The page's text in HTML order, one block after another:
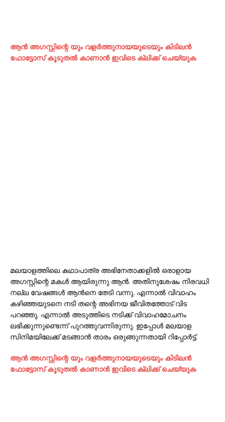
ആന്‍ അഗസ്റ്റിന്റെ യും വളര്‍ത്തുനായയുടെയും കിടിലന്‍
ഫോട്ടോസ് കൂടുതല്‍ കാണാന്‍ ഇവിടെ ക്ലിക്ക് ചെയ്യുക
മലയാളത്തിലെ കഥാപാത്ര അഭിനേതാക്കളിൽ ഒരാളായ
അഗസ്റ്റിന്റെ മകള്‍ ആയിരുന്നു ആൻ. അതിനുശേഷം നിരവധി
നല്ല വേഷങ്ങൾ ആൻനെ തേടി വന്നു. എന്നാൽ വിവാഹം
കഴിഞ്ഞയുടനെ നടി തന്റെ അഭിനയ ജീവിതത്തോട് വിട
പറഞ്ഞു. എന്നാൽ അടുത്തിടെ നടിക്ക് വിവാഹമോചനം
ലഭിക്കുന്നുണ്ടെന്ന് പുറത്തുവന്നിരുന്നു. ഇപ്പോൾ മലയാള
സിനിമയിലേക്ക് മടങ്ങാൻ താരം ഒരുങ്ങുന്നതായി റിപ്പോർട്ട്.
ആന്‍ അഗസ്റ്റിന്റെ യും വളര്‍ത്തുനായയുടെയും കിടിലന്‍
ഫോട്ടോസ് കൂടുതല്‍ കാണാന്‍ ഇവിടെ ക്ലിക്ക് ചെയ്യുക